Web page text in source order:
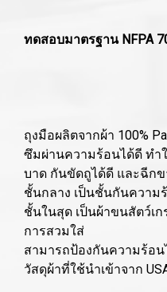
ทดสอบมาตรฐาน NFPA
ถุงมือผลิตจากผ้า 100%
ซึมผ่านความร้อนได้ดี ทำ
บาด กันขัดถูได้ดี และฉีกข
ชั้นกลาง เป็นชั้นกันความ
ชั้นในสุด เป็นผ้าขนสัตว์เ
การสวมใส่
สามารถป้องกันความร้อน
วัสดุผ้าที่ใช้นำเข้าจาก